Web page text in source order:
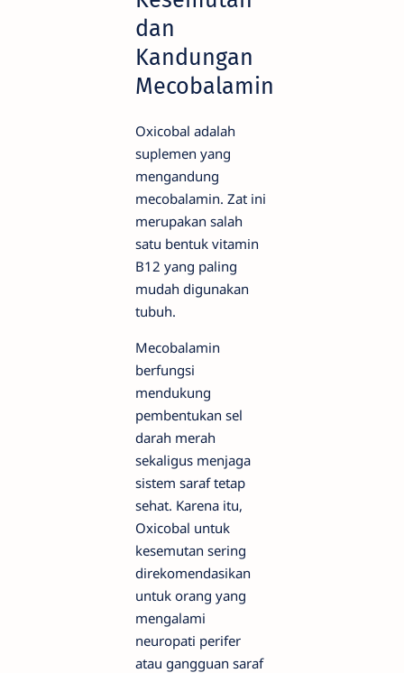
dan
Kandungan
Mecobalamin
Oxicobal adalah
suplemen yang
mengandung
mecobalamin. Zat ini
merupakan salah
satu bentuk vitamin
B12 yang paling
mudah digunakan
tubuh.
Mecobalamin
berfungsi
mendukung
pembentukan sel
darah merah
sekaligus menjaga
sistem saraf tetap
sehat. Karena itu,
Oxicobal untuk
kesemutan sering
direkomendasikan
untuk orang yang
mengalami
neuropati perifer
atau gangguan saraf